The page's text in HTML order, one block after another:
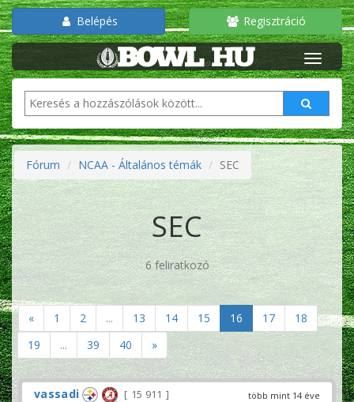
Belépés Regisztráció
Fórum NCAA - Általános témák SEC
SEC
6 feliratkozó
« 1 2 ... 13 14 15 16 17
18
19
... 39 40 »
több mint 14 éve
vassadi
15 911